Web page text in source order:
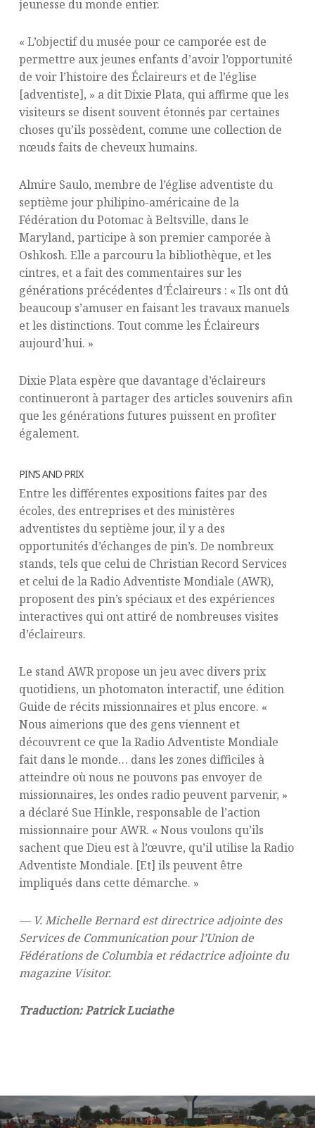
jeunesse du monde entier.
« L’objectif du musée pour ce camporée est de
permettre aux jeunes enfants d’avoir l’opportunité
de voir l’histoire des Éclaireurs et de l’église
[adventiste], » a dit Dixie Plata, qui affirme que les
visiteurs se disent souvent étonnés par certaines
choses qu’ils possèdent, comme une collection de
nœuds faits de cheveux humains.
Almire Saulo, membre de l’église adventiste du
septième jour philipino-américaine de la
Fédération du Potomac à Beltsville, dans le
Maryland, participe à son premier camporée à
Oshkosh. Elle a parcouru la bibliothèque, et les
cintres, et a fait des commentaires sur les
générations précédentes d’Éclaireurs : « Ils ont dû
beaucoup s’amuser en faisant les travaux manuels
et les distinctions. Tout comme les Éclaireurs
aujourd’hui. »
Dixie Plata espère que davantage d’éclaireurs
continueront à partager des articles souvenirs afin
que les générations futures puissent en profiter
également.
PIN’S AND PRIX
Entre les différentes expositions faites par des
écoles, des entreprises et des ministères
adventistes du septième jour, il y a des
opportunités d’échanges de pin’s. De nombreux
stands, tels que celui de Christian Record Services
et celui de la Radio Adventiste Mondiale (AWR),
proposent des pin’s spéciaux et des expériences
interactives qui ont attiré de nombreuses visites
d’éclaireurs.
Le stand AWR propose un jeu avec divers prix
quotidiens, un photomaton interactif, une édition
Guide de récits missionnaires et plus encore. «
Nous aimerions que des gens viennent et
découvrent ce que la Radio Adventiste Mondiale
fait dans le monde… dans les zones difficiles à
atteindre où nous ne pouvons pas envoyer de
missionnaires, les ondes radio peuvent parvenir, »
a déclaré Sue Hinkle, responsable de l’action
missionnaire pour AWR. « Nous voulons qu’ils
sachent que Dieu est à l’œuvre, qu’il utilise la Radio
Adventiste Mondiale. [Et] ils peuvent être
impliqués dans cette démarche. »
— V. Michelle Bernard est directrice adjointe des
Services de Communication pour l’Union de
Fédérations de Columbia et rédactrice adjointe du
magazine Visitor.
Traduction: Patrick Luciathe